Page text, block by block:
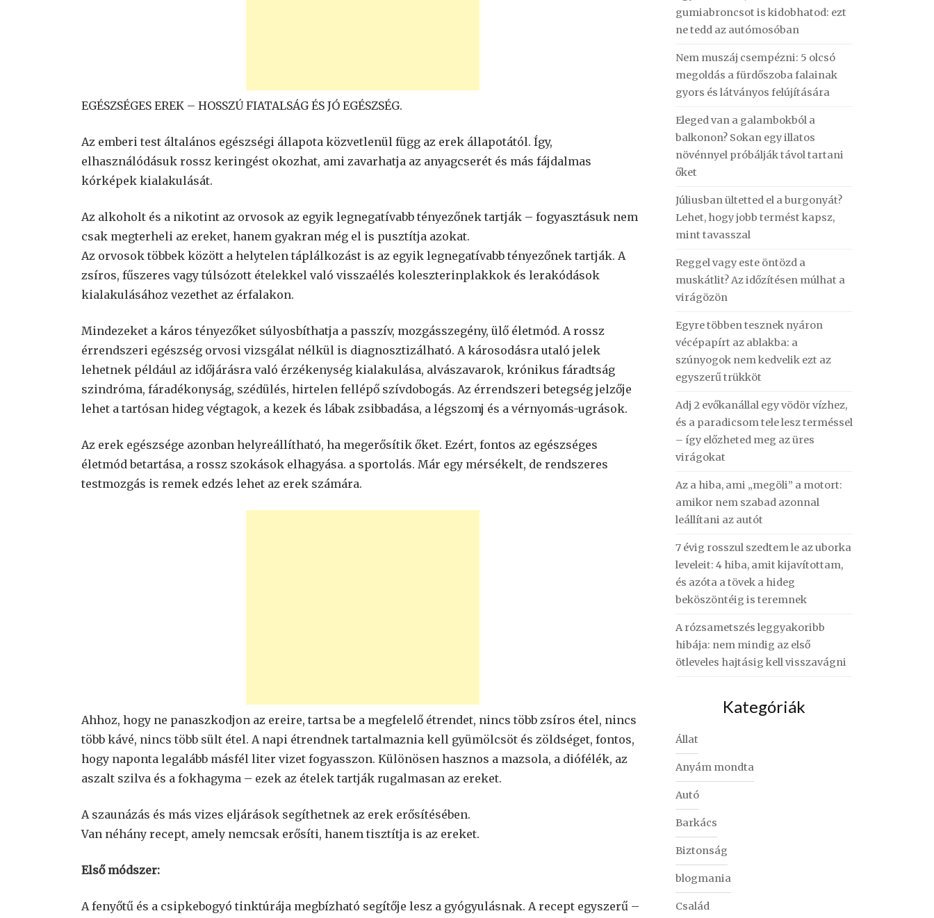
EGÉSZSÉGES EREK – HOSSZÚ FIATALSÁG ÉS JÓ EGÉSZSÉG.
Az emberi test általános egészségi állapota közvetlenül függ az erek állapotától. Így,
elhasználódásuk rossz keringést okozhat, ami zavarhatja az anyagcserét és más fájdalmas
kórképek kialakulását.
Az alkoholt és a nikotint az orvosok az egyik legnegatívabb tényezőnek tartják – fogyasztásuk nem
csak megterheli az ereket, hanem gyakran még el is pusztítja azokat.
Az orvosok többek között a helytelen táplálkozást is az egyik legnegatívabb tényezőnek tartják. A
zsíros, fűszeres vagy túlsózott ételekkel való visszaélés koleszterinplakkok és lerakódások
kialakulásához vezethet az érfalakon.
Mindezeket a káros tényezőket súlyosbíthatja a passzív, mozgásszegény, ülő életmód. A rossz
érrendszeri egészség orvosi vizsgálat nélkül is diagnosztizálható. A károsodásra utaló jelek
lehetnek például az időjárásra való érzékenység kialakulása, alvászavarok, krónikus fáradtság
szindróma, fáradékonyság, szédülés, hirtelen fellépő szívdobogás. Az érrendszeri betegség jelzője
lehet a tartósan hideg végtagok, a kezek és lábak zsibbadása, a légszomj és a vérnyomás-ugrások.
Az erek egészsége azonban helyreállítható, ha megerősítik őket. Ezért, fontos az egészséges
életmód betartása, a rossz szokások elhagyása. a sportolás. Már egy mérsékelt, de rendszeres
testmozgás is remek edzés lehet az erek számára.
Ahhoz, hogy ne panaszkodjon az ereire, tartsa be a megfelelő étrendet, nincs több zsíros étel, nincs
több kávé, nincs több sült étel. A napi étrendnek tartalmaznia kell gyümölcsöt és zöldséget, fontos,
hogy naponta legalább másfél liter vizet fogyasszon. Különösen hasznos a mazsola, a diófélék, az
aszalt szilva és a fokhagyma – ezek az ételek tartják rugalmasan az ereket.
A szaunázás és más vizes eljárások segíthetnek az erek erősítésében.
Van néhány recept, amely nemcsak erősíti, hanem tisztítja is az ereket.
Első módszer:
A fenyőtű és a csipkebogyó tinktúrája megbízható segítője lesz a gyógyulásnak. A recept egyszerű –
gumiabroncsot is kidobhatod: ezt
ne tedd az autómosóban
Nem muszáj csempézni: 5 olcsó
megoldás a fürdőszoba falainak
gyors és látványos felújítására
Eleged van a galambokból a
balkonon? Sokan egy illatos
növénnyel próbálják távol tartani
őket
Júliusban ültetted el a burgonyát?
Lehet, hogy jobb termést kapsz,
mint tavasszal
Reggel vagy este öntözd a
muskátlit? Az időzítésen múlhat a
virágözön
Egyre többen tesznek nyáron
vécépapírt az ablakba: a
szúnyogok nem kedvelik ezt az
egyszerű trükköt
Adj 2 evőkanállal egy vödör vízhez,
és a paradicsom tele lesz terméssel
– így előzheted meg az üres
virágokat
Az a hiba, ami „megöli” a motort:
amikor nem szabad azonnal
leállítani az autót
7 évig rosszul szedtem le az uborka
leveleit: 4 hiba, amit kijavítottam,
és azóta a tövek a hideg
beköszöntéig is teremnek
A rózsametszés leggyakoribb
hibája: nem mindig az első
ötleveles hajtásig kell visszavágni
Kategóriák
Állat
Anyám mondta
Autó
Barkács
Biztonság
blogmania
Család